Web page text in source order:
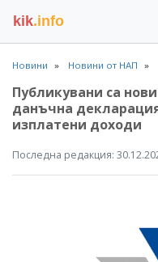
kik.info
Новини Новини от НАП
Публикувани са
данъчна
изплатени доходи
Последна редакция: